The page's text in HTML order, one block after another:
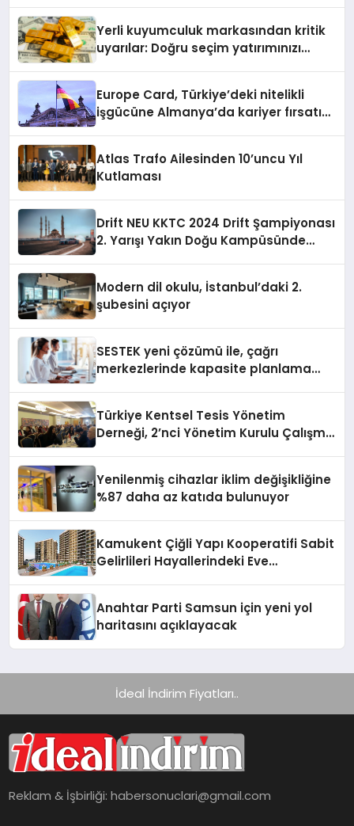
Yerli kuyumculuk markasından kritik
uyarılar: Doğru seçim yatırımınızı
Europe Card, Türkiye’deki nitelikli
işgücüne Almanya’da kariyer fırsatı
Atlas Trafo Ailesinden 10’uncu Yıl
Kutlaması
Drift NEU KKTC 2024 Drift Şampiyonası
2. Yarışı Yakın Doğu Kampüsünde
Modern dil okulu, İstanbul’daki 2.
şubesini açıyor
SESTEK yeni çözümü ile, çağrı
merkezlerinde kapasite planlama
Türkiye Kentsel Tesis Yönetim
Derneği, 2’nci Yönetim Kurulu Çalışma
Yenilenmiş cihazlar iklim değişikliğine
%87 daha az katıda bulunuyor
Kamukent Çiğli Yapı Kooperatifi Sabit
Gelirlileri Hayallerindeki Eve
Anahtar Parti Samsun için yeni yol
haritasını açıklayacak
İdeal İndirim Fiyatları..
Reklam & İşbirliği:habersonuclari@gmail.com